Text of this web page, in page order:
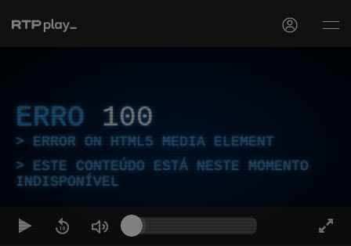
ERRO 100
ERROR ON HTML5 MEDIA ELEMENT
ESTE CONTEÚDO ESTÁ NESTE MOMENTO
INDISPONÍVEL